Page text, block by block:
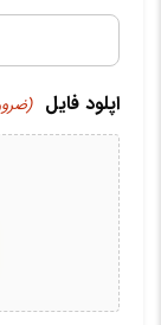
اپلود فایل